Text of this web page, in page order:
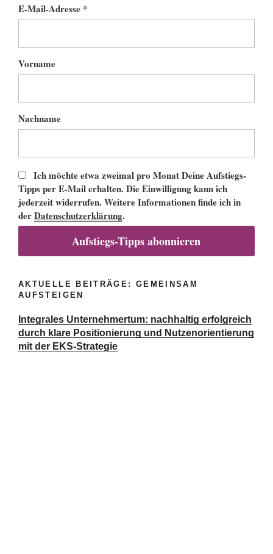
E-Mail-Adresse *
Vorname
Nachname
Ich möchte etwa zweimal pro Monat Deine Aufstiegs-
Tipps per E-Mail erhalten. Die Einwilligung kann ich
jederzeit widerrufen. Weitere Informationen finde ich in
derDatenschutzerklärung.
Aufstiegs-Tipps abonnieren
AKTUELLE BEITRÄGE: GEMEINSAM
AUFSTEIGEN
Integrales Unternehmertum: nachhaltig erfolgreich
durch klare Positionierung und Nutzenorientierung
mit der EKS-Strategie